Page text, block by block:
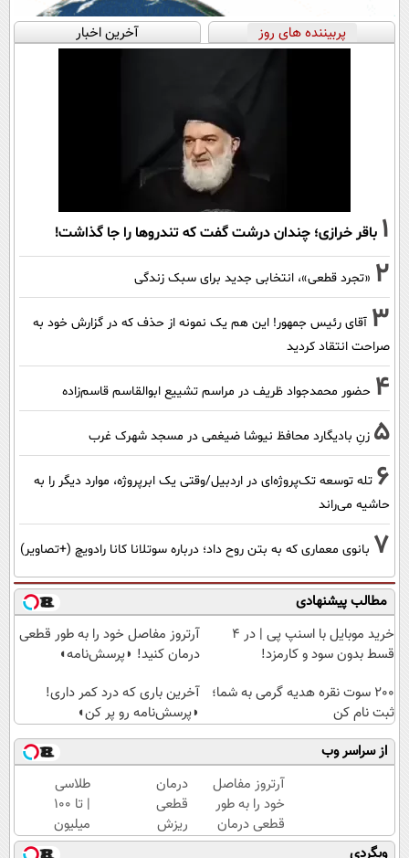
پربیننده های روز آخرین اخبار
1 باقر خرازی؛ چندان درشت گفت که تندروها را جا گذاشت!
2 «تجرد قطعی»، انتخابی جدید برای سبک زندگی
3 آقای رئیس جمهور! این هم یک نمونه از حذف که در گزارش خود به
صراحت انتقاد کردید
4 حضور محمدجواد ظریف در مراسم تشییع ابوالقاسم قاسم‌زاده
5 زنِ بادیگارد محافظ نیوشا ضیغمی در مسجد شهرک غرب
6 تله توسعه تک‌پروژه‌ای در اردبیل/وقتی یک ابرپروژه، موارد دیگر را به
حاشیه می‌راند
7 بانوی معماری که به بتن روح داد؛ درباره سوتلانا کانا رادویچ (+تصاویر)
مطالب پیشنهادی
خرید موبایل با اسنپ پی | در ۴
قسط بدون سود و کارمزد!
آرتروز مفاصل خود را به طور قطعی
درمان کنید! ◗پرسش‌نامه◖
200 سوت نقره هدیه گرمی به شما؛
ثبت نام کن
آخرین باری که درد کمر داری!
◗پرسش‌نامه رو پر کن◖
از سراسر وب
آرتروز مفاصل
خود را به طور
قطعی درمان
کنید!
درمان
قطعی
ریزش
و کم
طلاسی
| تا 100
میلیون
وام
وبگردی